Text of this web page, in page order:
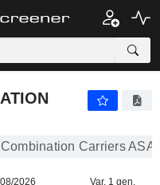
Carriers ASA
2026 Var. 1 gen.